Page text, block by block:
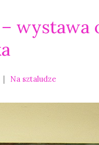
wystawa
Na sztaludze